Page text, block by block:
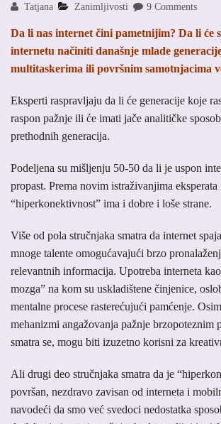
Tatjana Zanimljivosti 9 Comments
Da li nas internet čini pametnijim? Da li će
internetu načiniti današnje mlade
multitaskerima ili površnim samotnjacima
Eksperti raspravljaju da li će generacije koje
raspon pažnje ili će imati jače analitičke
prethodnih generacija.
Podeljena su mišljenju 50-50 da li je uspon
propast. Prema novim istraživanjima
“hiperkonektivnost” ima i dobre i loše strane.
Više od pola stručnjaka smatra da internet
mnoge talente omogućavajući brzo
relevantnih informacija. Upotreba interneta
mozga” na kom su uskladištene činjenice,
mentalne procese rasterećujući pamćenje.
mehanizmi angažovanja pažnje brzopoteznim
smatra se, mogu biti izuzetno korisni za
Ali drugi deo stručnjaka smatra da je
površan, nezdravo zavisan od interneta i
navodeći da smo već svedoci nedostatka